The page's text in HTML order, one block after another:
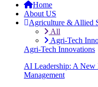
Home
About US
Agriculture & Allied
All
Agri-Tech
Agri-Tech Innovations
AI Leadership: A
Management